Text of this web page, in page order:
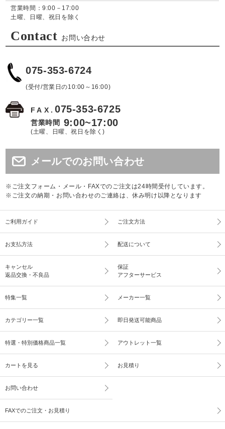
営業時間：9:00－17:00
土曜、日曜、祝日を除く
Contact お問い合わせ
075-353-6724
(受付/営業日の10:00～16:00)
FAX.075-353-6725
営業時間 9:00~17:00
(土曜、日曜、祝日を除く)
メールでのお問い合わせ
※ご注文フォーム・メール・FAXでのご注文は24時間受付しています。
※ご注文の納期・お問い合わせのご連絡は、休み明け以降となります
ご利用ガイド ご注文方法
お支払方法 配送について
キャンセル
返品交換・不良品
保証
アフターサービス
特集一覧 メーカー一覧
カテゴリー一覧 即日発送可能商品
特選・特別価格商品一覧 アウトレット一覧
カートを見る お見積り
お問い合わせ
FAXでのご注文・お見積り